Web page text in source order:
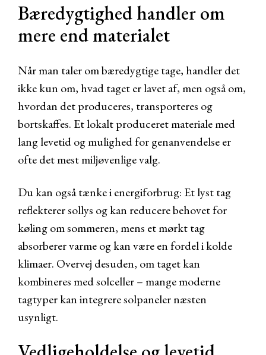
Bæredygtighed handler om
mere end materialet
Når man taler om bæredygtige tage, handler det
ikke kun om, hvad taget er lavet af, men også om,
hvordan det produceres, transporteres og
bortskaffes. Et lokalt produceret materiale med
lang levetid og mulighed for genanvendelse er
ofte det mest miljøvenlige valg.
Du kan også tænke i energiforbrug: Et lyst tag
reflekterer sollys og kan reducere behovet for
køling om sommeren, mens et mørkt tag
absorberer varme og kan være en fordel i kolde
klimaer. Overvej desuden, om taget kan
kombineres med solceller – mange moderne
tagtyper kan integrere solpaneler næsten
usynligt.